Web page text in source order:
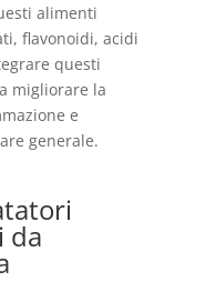
alimenti
flavonoidi, acidi
questi
migliorare la
e
generale.
da